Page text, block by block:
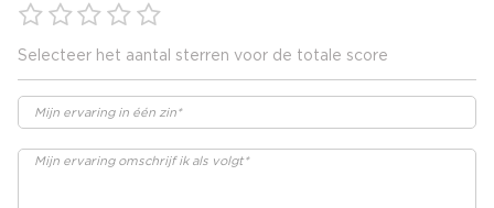
Selecteer het aantal sterren voor de totale score